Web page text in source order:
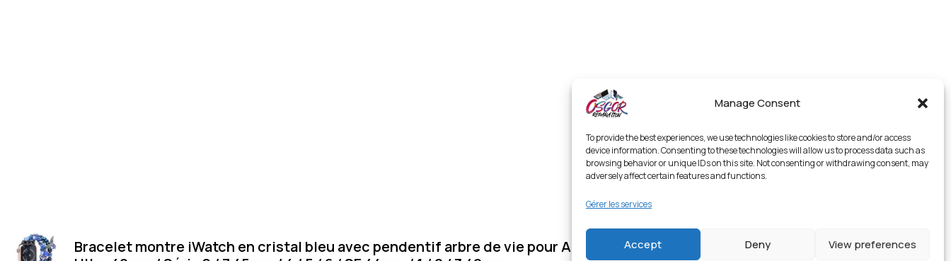
Manage Consent
To provide the best experiences, we use technologies like cookies to store and/or access
device information. Consenting to these technologies will allow us to process data such as
browsing behavior or unique IDs on this site. Not consenting or withdrawing consent, may
adversely affect certain features and functions.
Gérer les services
Accept Deny View preferences
Bracelet montre iWatch en cristal bleu avec pendentif arbre de vie pour Apple Watch
€14.99